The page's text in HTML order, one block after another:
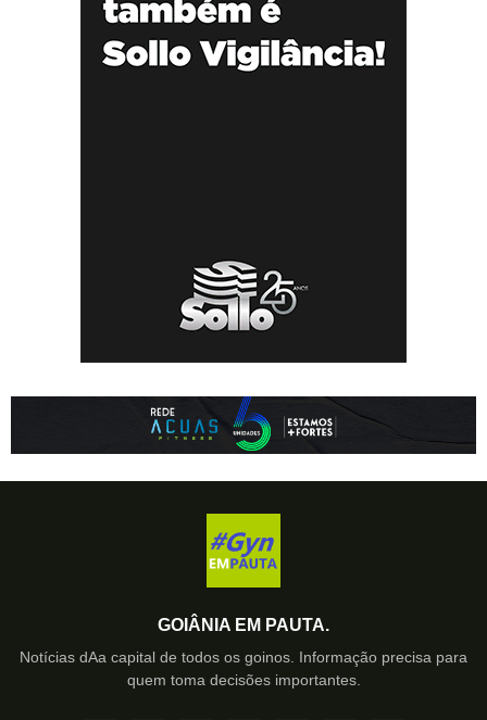
GOIÂNIA EM PAUTA.
Notícias dAa capital de todos os goinos. Informação precisa para
quem toma decisões importantes.